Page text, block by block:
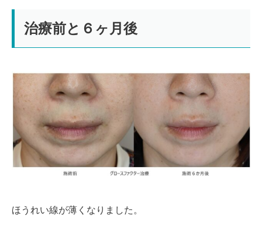
治療前と６ヶ月後
ほうれい線が薄くなりました。